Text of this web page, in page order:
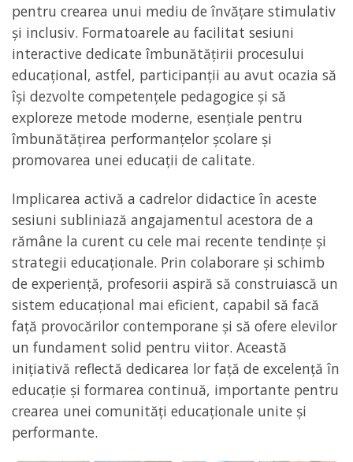
pentru crearea unui mediu de învățare stimulativ
și inclusiv. Formatoarele au facilitat sesiuni
interactive dedicate îmbunătățirii procesului
educațional, astfel, participanții au avut ocazia să
își dezvolte competențele pedagogice și să
exploreze metode moderne, esențiale pentru
îmbunătățirea performanțelor școlare și
promovarea unei educații de calitate.
Implicarea activă a cadrelor didactice în aceste
sesiuni subliniază angajamentul acestora de a
rămâne la curent cu cele mai recente tendințe și
strategii educaționale. Prin colaborare și schimb
de experiență, profesorii aspiră să construiască un
sistem educațional mai eficient, capabil să facă
față provocărilor contemporane și să ofere elevilor
un fundament solid pentru viitor. Această
inițiativă reflectă dedicarea lor față de excelență în
educație și formarea continuă, importante pentru
crearea unei comunități educaționale unite și
performante.